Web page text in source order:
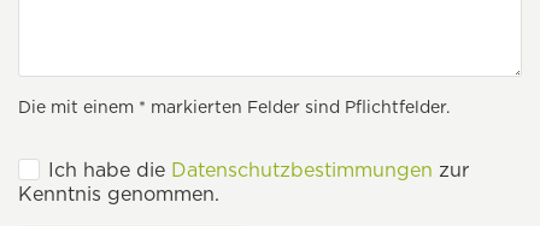
Die mit einem * markierten Felder sind Pflichtfelder.
Ich habe die Datenschutzbestimmungen zur
Kenntnis genommen.